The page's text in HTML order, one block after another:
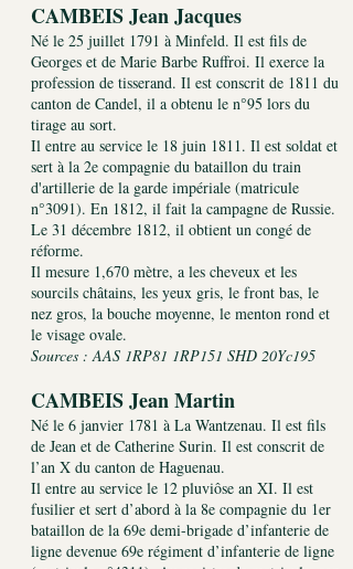
CAMBEIS Jean Jacques 
Né le 25 juillet 1791 à Minfeld. Il est fils de
Georges et de Marie Barbe Ruffroi. Il exerce la
profession de tisserand. Il est conscrit de 1811 du
canton de Candel, il a obtenu le n°95 lors du
tirage au sort.
Il entre au service le 18 juin 1811. Il est soldat et
sert à la 2e compagnie du bataillon du train
d'artillerie de la garde impériale (matricule
n°3091). En 1812, il fait la campagne de Russie.
Le 31 décembre 1812, il obtient un congé de
réforme.
Il mesure 1,670 mètre, a les cheveux et les
sourcils châtains, les yeux gris, le front bas, le
nez gros, la bouche moyenne, le menton rond et
le visage ovale.
Sources : AAS 1RP81 1RP151 SHD 20Yc195
CAMBEIS Jean Martin
Né le 6 janvier 1781 à La Wantzenau. Il est fils
de Jean et de Catherine Surin. Il est conscrit de
l’an X du canton de Haguenau.
Il entre au service le 12 pluviôse an XI. Il est
fusilier et sert d’abord à la 8e compagnie du 1er
bataillon de la 69e demi-brigade d’infanterie de
ligne devenue 69e régiment d’infanterie de ligne